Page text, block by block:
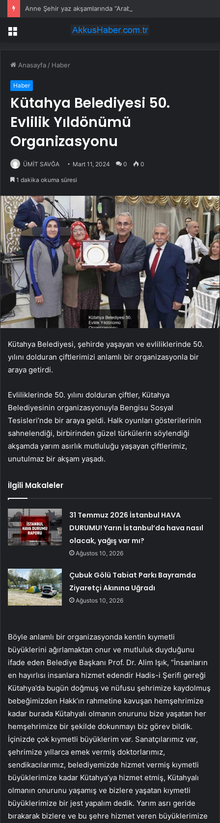
Anne Şehir yaz akşamlarında “Arabesk” rüzgârı esti
Menü
Anasayfa / Haber
Haber
Kütahya Belediyesi 50.
Evlilik Yıldönümü
Organizasyonu
ÜMİT SAVĞA Mart 11, 2024 0 0
1 dakika okuma süresi
Kütahya Belediyesi, şehirde yaşayan ve evliliklerinde 50.
yılını dolduran çiftlerimizi anlamlı bir organizasyonla bir
araya getirdi.
Evliliklerinde 50. yılını dolduran çiftler, Kütahya
Belediyesinin organizasyonuyla Bengisu Sosyal
Tesisleri’nde bir araya geldi. Halk oyunları gösterilerinin
sahnelendiği, birbirinden güzel türkülerin söylendiği
akşamda yarım asırlık mutluluğu yaşayan çiftlerimiz,
unutulmaz bir akşam yaşadı.
İlgili Makaleler
31 Temmuz 2026 İstanbul HAVA
DURUMU! Yarın İstanbul’da hava nasıl
olacak, yağış var mı?
Ağustos 10, 2026
Çubuk Gölü Tabiat Parkı Bayramda
Ziyaretçi Akınına Uğradı
Ağustos 10, 2026
Böyle anlamlı bir organizasyonda kentin kıymetli
büyüklerini ağırlamaktan onur ve mutluluk duyduğunu
ifade eden Belediye Başkanı Prof. Dr. Alim Işık, “İnsanların
en hayırlısı insanlara hizmet edendir Hadis-i Şerifi gereği
Kütahya’da bugün doğmuş ve nüfusu şehrimize kaydolmuş
bebeğimizden Hakk’ın rahmetine kavuşan hemşehrimize
kadar burada Kütahyalı olmanın onurunu bize yaşatan her
hemşehrimize bir şekilde dokunmayı biz görev bildik.
İçinizde çok kıymetli büyüklerim var. Sanatçılarımız var,
şehrimize yıllarca emek vermiş doktorlarımız,
sendikacılarımız, belediyemizde hizmet vermiş kıymetli
büyüklerimize kadar Kütahya’ya hizmet etmiş, Kütahyalı
olmanın onurunu yaşamış ve bizlere yaşatan kıymetli
büyüklerimize bir jest yapalım dedik. Yarım asrı geride
bırakarak bizlere ve bu şehre hizmet veren büyüklerimize